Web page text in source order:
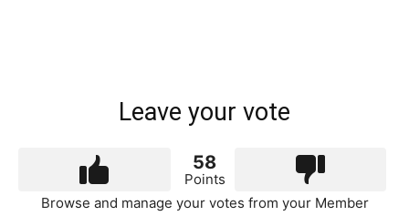
Leave your vote
58
Points
Browse and manage your votes from your Member